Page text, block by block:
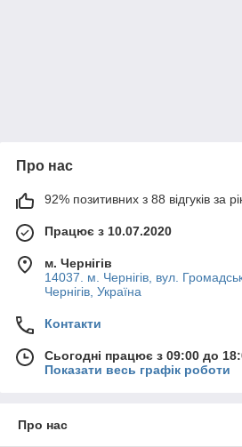
Про нас
92% позитивних з 88 відгуків за
Працює з 10.07.2020
м. Чернігів
14037. м. Чернігів, вул.
Чернігів, Україна
Контакти
Сьогодні працює з 09:00 до
Показати весь графік роботи
Про нас